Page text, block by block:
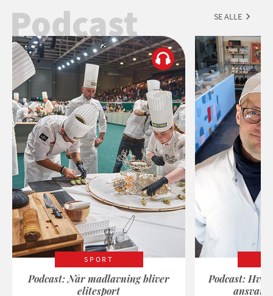
Podcast SE ALLE
SPORT
Podcast: Når madlavning bliver
elitesport
Podcast: